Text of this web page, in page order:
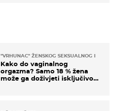
"VRHUNAC" ŽENSKOG SEKSUALNOG ISKUSTVA
Kako do vaginalnog
orgazma? Samo 18 % žena
može ga doživjeti isključivo